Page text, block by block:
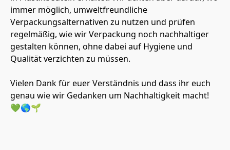
immer möglich, umweltfreundliche
Verpackungsalternativen zu nutzen und prüfen
regelmäßig, wie wir Verpackung noch nachhaltiger
gestalten können, ohne dabei auf Hygiene und
Qualität verzichten zu müssen.
Vielen Dank für euer Verständnis und dass ihr euch
genau wie wir Gedanken um Nachhaltigkeit macht!
💚🌎🌱